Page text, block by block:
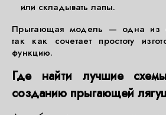
или складывать лапы.
Прыгающая модель — одна из
так как сочетает простоту
функцию.
Где найти лучшие
созданию прыгающей